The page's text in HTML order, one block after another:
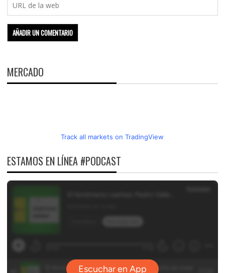
MERCADO
Track all markets on TradingView
ESTAMOS EN LÍNEA #PODCAST